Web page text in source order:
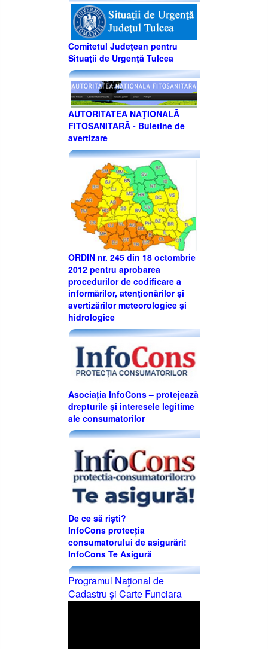
Comitetul Judeţean pentru
Situaţii de Urgenţă Tulcea
AUTORITATEA NAŢIONALĂ
FITOSANITARĂ - Buletine de
avertizare
ORDIN nr. 245 din 18 octombrie
2012 pentru aprobarea
procedurilor de codificare a
informărilor, atenţionărilor şi
avertizărilor meteorologice şi
hidrologice
Asociația InfoCons – protejează
drepturile și interesele legitime
ale consumatorilor
De ce să riști?
InfoCons protecția
consumatorului de asigurări!
InfoCons Te Asigură
Programul Naţional de
Cadastru şi Carte Funciara